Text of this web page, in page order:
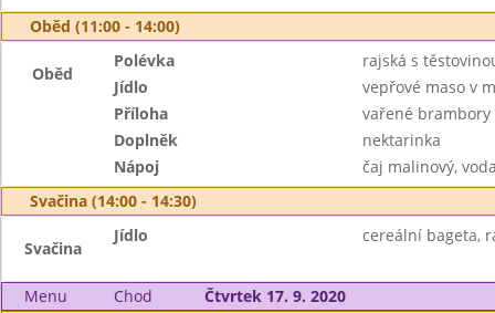
Oběd (11:00 - 14:00)
Oběd
Polévka
rajská s
Jídlo
vepřové maso v
Příloha
vařené brambory
Doplněk
nektarinka
Nápoj
čaj malinový,
Svačina (14:00 - 14:30)
Svačina
Jídlo cereální bageta,
Menu Chod
Čtvrtek 17. 9. 2020